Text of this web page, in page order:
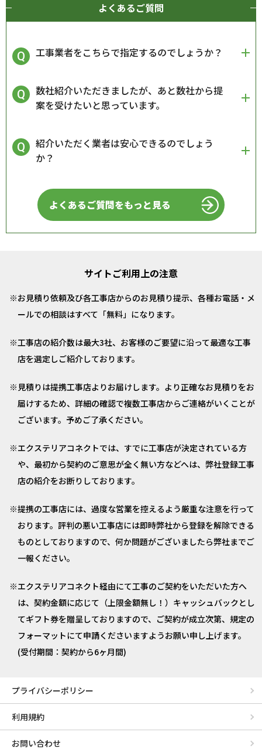
よくあるご質問
工事業者をこちらで指定するのでしょうか？
数社紹介いただきましたが、あと数社から提
案を受けたいと思っています。
紹介いただく業者は安心できるのでしょう
か？
よくあるご質問をもっと見る
サイトご利用上の注意
お見積り依頼及び各工事店からのお見積り提示、各種お電話・メ
ールでの相談はすべて「無料」になります。
工事店の紹介数は最大3社、お客様のご要望に沿って最適な工事
店を選定しご紹介しております。
見積りは提携工事店よりお届けします。より正確なお見積りをお
届けするため、詳細の確認で複数工事店からご連絡がいくことが
ございます。予めご了承ください。
エクステリアコネクトでは、すでに工事店が決定されている方
や、最初から契約のご意思が全く無い方などへは、弊社登録工事
店の紹介をお断りしております。
提携の工事店には、過度な営業を控えるよう厳重な注意を行って
おります。評判の悪い工事店には即時弊社から登録を解除できる
ものとしておりますので、何か問題がございましたら弊社までご
一報ください。
エクステリアコネクト経由にて工事のご契約をいただいた方へ
は、契約金額に応じて（上限金額無し！）キャッシュバックとし
てギフト券を贈呈しておりますので、ご契約が成立次第、規定の
フォーマットにて申請くださいますようお願い申し上げます。
(受付期間：契約から6ヶ月間)
プライバシーポリシー
利用規約
お問い合わせ